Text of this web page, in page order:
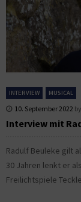
INTERVIEW MUSICAL
10. September 2022 by
Interview mit
Radulf Beuleke gilt
30 Jahren lenkt er
Freilichtspiele